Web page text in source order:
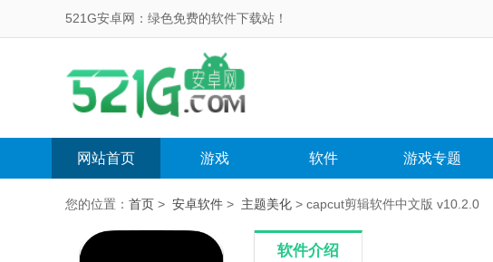
521G安卓网：绿色免费的软件下载站！
网站首页 游戏 软件 游戏专题
您的位置： 首页 > 安卓软件 > 主题美化 > capcut剪辑软件中文版 v10.2.0
软件介绍